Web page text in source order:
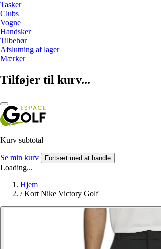
Tasker
Clubs
Vogne
Handsker
Tilbehør
Afslutning af lager
Mærker
Tilføjer til kurv...
Kurv subtotal
Se min kurv Fortsæt med at handle
Loading...
Hjem
/ Kort Nike Victory Golf